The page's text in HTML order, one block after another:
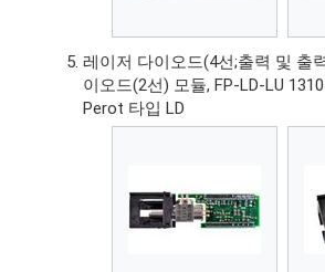
레이저 다이오드(4선;출력 및 출
이오드(2선) 모듈, FP-LD-LU
Perot 타입 LD